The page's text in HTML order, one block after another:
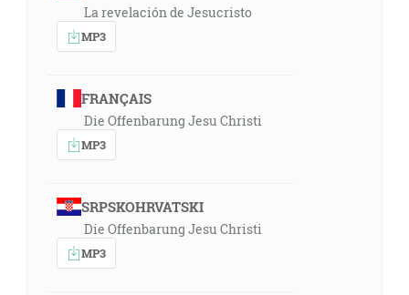
La revelación de Jesucristo
MP3
FRANÇAIS
Die Offenbarung Jesu Christi
MP3
SRPSKOHRVATSKI
Die Offenbarung Jesu Christi
MP3